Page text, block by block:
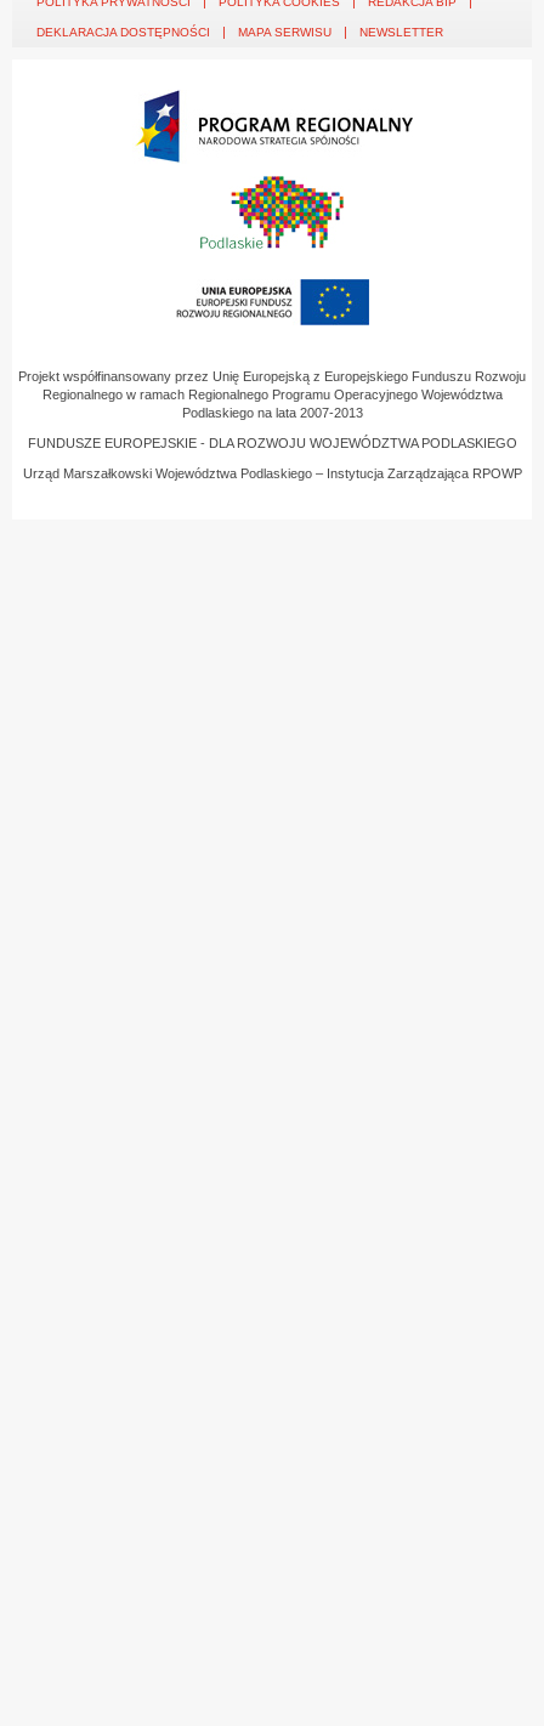
DEKLARACJA DOSTĘPNOŚCI MAPA SERWISU NEWSLETTER
Projekt współfinansowany przez Unię Europejską z Europejskiego Funduszu Rozwoju
Regionalnego w ramach Regionalnego Programu Operacyjnego Województwa
Podlaskiego na lata 2007-2013
FUNDUSZE EUROPEJSKIE - DLA ROZWOJU WOJEWÓDZTWA PODLASKIEGO
Urząd Marszałkowski Województwa Podlaskiego – Instytucja Zarządzająca RPOWP